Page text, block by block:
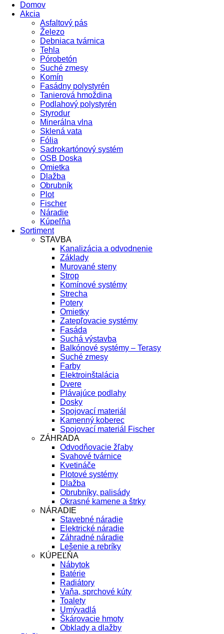
Domov
Akcia
Asfaltový pás
Železo
Debniaca tvárnica
Tehla
Pórobetón
Suché zmesy
Komín
Fasádny polystyrén
Tanierová hmoždina
Podlahový polystyrén
Styrodur
Minerálna vlna
Sklená vata
Fólia
Sadrokartónový systém
OSB Doska
Omietka
Dlažba
Obrubník
Plot
Fischer
Náradie
Kúpeľňa
Sortiment
STAVBA
Kanalizácia a odvodnenie
Základy
Murované steny
Strop
Komínové systémy
Strecha
Potery
Omietky
Zatepľovacie systémy
Fasáda
Suchá výstavba
Balkónové systémy – Terasy
Suché zmesy
Farby
Elektroinštalácia
Dvere
Plávajúce podlahy
Dosky
Spojovací materiál
Kamenný koberec
Spojovací materiál Fischer
ZÁHRADA
Odvodňovacie žľaby
Svahové tvárnice
Kvetináče
Plotové systémy
Dlažba
Obrubníky, palisády
Okrasné kamene a štrky
NÁRADIE
Stavebné náradie
Elektrické náradie
Záhradné náradie
Lešenie a rebríky
KÚPEĽŇA
Nábytok
Batérie
Radiátory
Vaňa, sprchové kúty
Toalety
Umývadlá
Škárovacie hmoty
Obklady a dlažby